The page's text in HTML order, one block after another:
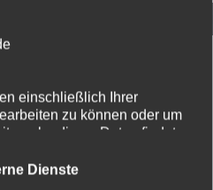
einschließlich Ihrer
zu können oder um
dieser Daten findet
Daten erfolgt
Dienste